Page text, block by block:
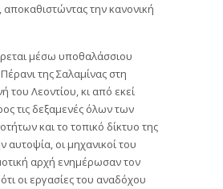
αποκαθιστώντας την κανονική
μέσω υποθαλάσσιου
της Σαλαμίνας στη
του Λεοντίου, κι από εκεί
τις δεξαμενές όλων των
και το τοπικό δίκτυο της
αυτοψία, οι μηχανικοί του
αρχή ενημέρωσαν τον
οι εργασίες του αναδόχου